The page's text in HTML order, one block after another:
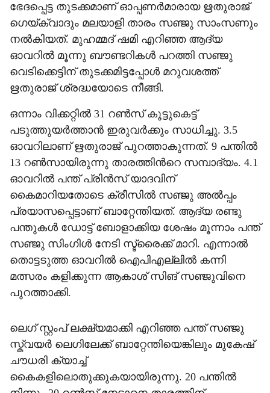
ഭേദപ്പെട്ട തുടക്കമാണ് ഓപ്പണർമാരായ ഋതുരാജ്
ഗെയ്ക്‌വാദും മലയാളി താരം സഞ്ജു സാംസണും
നൽകിയത്. മുഹമ്മദ് ഷമി എറിഞ്ഞ ആദ‍്യ
ഓവറിൽ മൂന്നു ബൗണ്ടറികൾ പറത്തി സഞ്ജു
വെടിക്കെട്ടിന് തുടക്കമിട്ടപ്പോൾ മറുവശത്ത്
ഋതുരാജ് ശ്രദ്ധയോടെ നീങ്ങി.
ഒന്നാം വിക്കറ്റിൽ 31 റൺസ് കൂട്ടുകെട്ട്
പടുത്തുയർത്താൻ ഇരുവർക്കും സാധിച്ചു. 3.5
ഓവറിലാണ് ഋതുരാജ് പുറത്താകുന്നത്. 9 പന്തിൽ
13 റൺസായിരുന്നു താരത്തിന്‍റെ സമ്പാദ‍്യം. 4.1
ഓവറിൽ പന്ത് പ്രിൻസ് യാദവിന്
കൈമാറിയതോടെ ക്രീസിൽ സഞ്ജു അൽ‌പ്പം
പ്രയാസപ്പെട്ടാണ് ബാറ്റേന്തിയത്. ആദ‍്യ രണ്ടു
പന്തുകൾ ഡോട്ട് ബോളാക്കിയ ശേഷം മൂന്നാം പന്ത്
സഞ്ജു സിംഗിൾ നേടി സ്ട്രൈക്ക് മാറി. എന്നാൽ
തൊട്ടടുത്ത ഓവറിൽ ഐപിഎല്ലിൽ കന്നി
മത്സരം കളിക്കുന്ന ആകാശ് സിങ് സഞ്ജുവിനെ
പുറത്താക്കി.
ലെഗ് സ്റ്റംപ് ലക്ഷ‍്യമാക്കി എറിഞ്ഞ പന്ത് സഞ്ജു
സ്ക്വയർ ലെഗിലേക്ക് ബാറ്റേന്തിയെങ്കിലും മുകേഷ്
ചൗധരി ക‍്യാച്ച്
കൈകളിലൊതുക്കുകയായിരുന്നു. 20 പന്തിൽ